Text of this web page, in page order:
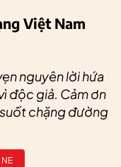
Việt Nam
nguyên lời hứa
độc giả. Cảm ơn
chặng đường